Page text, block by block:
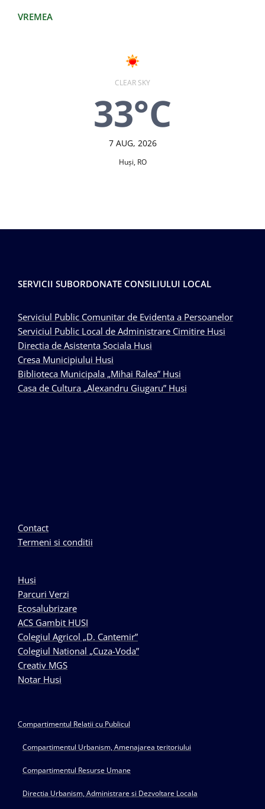
VREMEA
CLEAR SKY
33°C
7 AUG, 2026
Huşi, RO
SERVICII SUBORDONATE CONSILIULUI LOCAL
Serviciul Public Comunitar de Evidenta a Persoanelor
Serviciul Public Local de Administrare Cimitire Husi
Directia de Asistenta Sociala Husi
Cresa Municipiului Husi
Biblioteca Municipala „Mihai Ralea” Husi
Casa de Cultura „Alexandru Giugaru” Husi
Contact
Termeni si conditii
Husi
Parcuri Verzi
Ecosalubrizare
ACS Gambit HUSI
Colegiul Agricol „D. Cantemir”
Colegiul National „Cuza-Voda”
Creativ MGS
Notar Husi
Compartimentul Relatii cu Publicul
Compartimentul Urbanism, Amenajarea teritoriului
Compartimentul Resurse Umane
Directia Urbanism, Administrare si Dezvoltare Locala